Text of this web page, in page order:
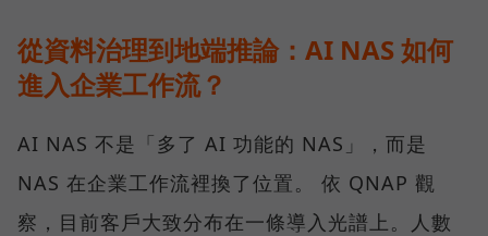
從資料治理到地端推論：AI NAS 如何
進入企業工作流？
AI NAS 不是「多了 AI 功能的 NAS」，而是
NAS 在企業工作流裡換了位置。 依 QNAP 觀
察，目前客戶大致分布在一條導入光譜上。人數